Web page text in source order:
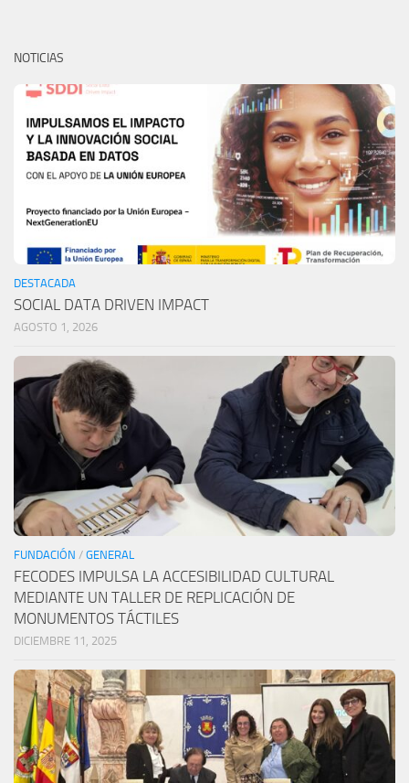
NOTICIAS
DESTACADA
SOCIAL DATA DRIVEN IMPACT
AGOSTO 1, 2026
FUNDACIÓN / GENERAL
FECODES IMPULSA LA ACCESIBILIDAD CULTURAL
MEDIANTE UN TALLER DE REPLICACIÓN DE
MONUMENTOS TÁCTILES
DICIEMBRE 11, 2025